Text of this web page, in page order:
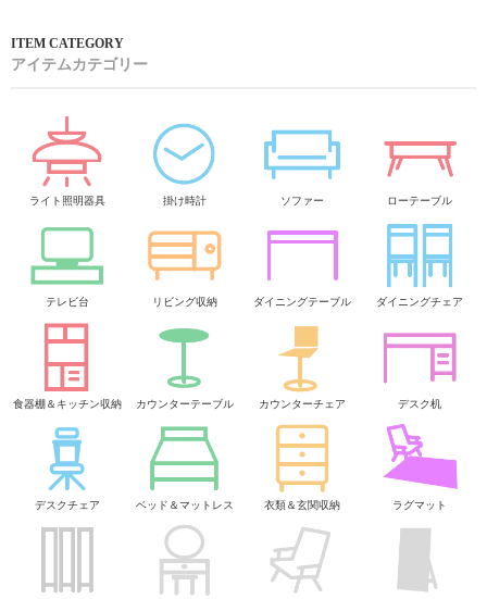
アイテムカテゴリー
ライト照明器具 掛け時計 ソファー ローテーブル
テレビ台 リビング収納 ダイニングテーブル ダイニングチェア
食器棚＆キッチン収納 カウンターテーブル カウンターチェア デスク机
デスクチェア ベッド＆マットレス 衣類＆玄関収納 ラグマット